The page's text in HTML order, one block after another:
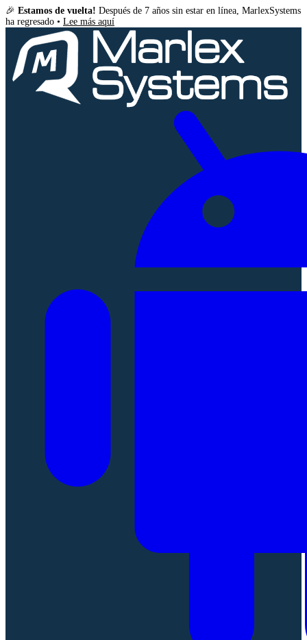
🎉 Estamos de vuelta! Después de 7 años sin estar en línea, MarlexSystems
ha regresado • Lee más aquí